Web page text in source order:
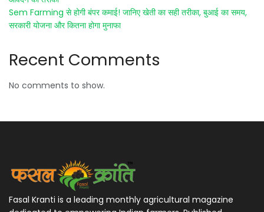
Sem Farming से होगी बंपर कमाई! जानिए खेती का सही तरीका, बुआई का समय,
सरकारी योजना और कितना होगा मुनाफा
Recent Comments
No comments to show.
Fasal Kranti is a leading monthly agricultural magazine